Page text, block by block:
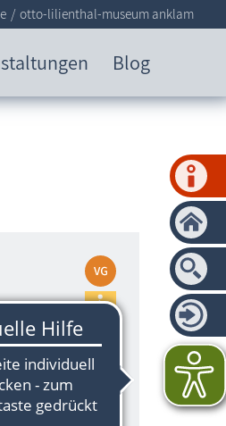
Blog
otto-lilienthal-museum anklam
des
Eden - die